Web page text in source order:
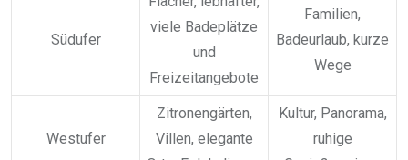
Südufer
viele Badeplätze
und
Freizeitangebote
Familien,
Badeurlaub, kurze
Wege
Westufer
Zitronengärten,
Villen, elegante
Kultur, Panorama,
ruhige